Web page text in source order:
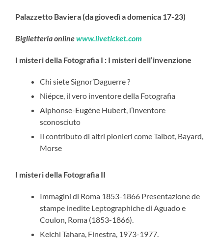
Palazzetto Baviera (da giovedì a domenica 17-23)
Biglietteria onlinewww.liveticket.com
I misteri della Fotografia I : I misteri dell’invenzione
Chi siete Signor’Daguerre ?
Niépce, il vero inventore della Fotografia
Alphonse-Eugène Hubert, l’inventore
sconosciuto
Il contributo di altri pionieri come Talbot, Bayard,
Morse
I misteri della Fotografia II
Immagini di Roma 1853-1866 Presentazione de
stampe inedite Leptographiche di Aguado e
Coulon, Roma (1853-1866).
Keichi Tahara, Finestra, 1973-1977.